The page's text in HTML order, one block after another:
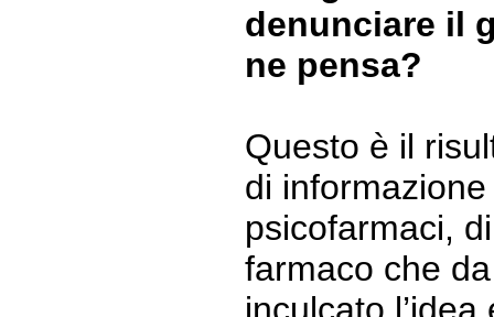
denunciare il
ne pensa?
Questo è il
di
psicofarmaci,
farmaco che